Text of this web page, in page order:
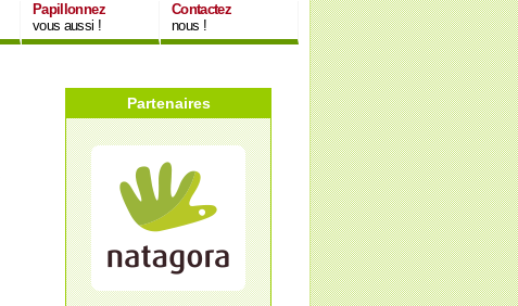
Papillonnez
vous aussi !
Contactez
nous !
Partenaires